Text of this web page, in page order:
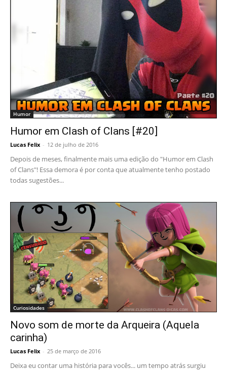
Humor
Humor em Clash of Clans [#20]
Lucas Felix - 12 de julho de 2016
Depois de meses, finalmente mais uma edição do "Humor em Clash
of Clans"! Essa demora é por conta que atualmente tenho postado
todas sugestões...
Curiosidades
Novo som de morte da Arqueira (Aquela
carinha)
Lucas Felix - 25 de março de 2016
Deixa eu contar uma história para vocês... um tempo atrás surgiu